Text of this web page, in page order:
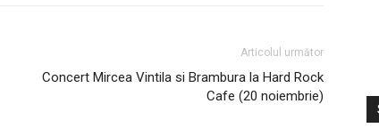
Articolul următor
Concert Mircea Vintila si Brambura la Hard Rock
Cafe (20 noiembrie)